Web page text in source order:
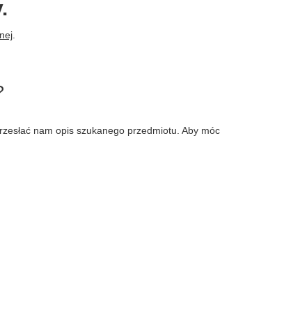
nam opis szukanego przedmiotu. Aby móc